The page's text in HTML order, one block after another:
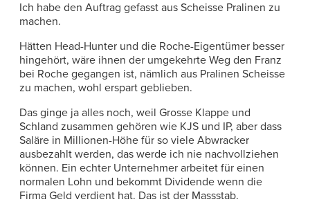
Ich habe den Auftrag gefasst aus Scheisse Pralinen zu
machen.
Hätten Head-Hunter und die Roche-Eigentümer besser
hingehört, wäre ihnen der umgekehrte Weg den Franz
bei Roche gegangen ist, nämlich aus Pralinen Scheisse
zu machen, wohl erspart geblieben.
Das ginge ja alles noch, weil Grosse Klappe und
Schland zusammen gehören wie KJS und IP, aber dass
Saläre in Millionen-Höhe für so viele Abwracker
ausbezahlt werden, das werde ich nie nachvollziehen
können. Ein echter Unternehmer arbeitet für einen
normalen Lohn und bekommt Dividende wenn die
Firma Geld verdient hat. Das ist der Massstab.